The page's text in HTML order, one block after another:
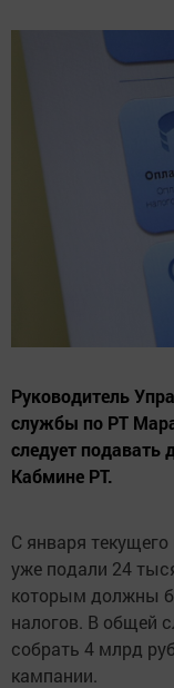
Руководитель
службы по РТ
следует подавать
Кабмине РТ.
С января
уже подали 24
которым должны
налогов. В общей
собрать 4 млрд
кампании.